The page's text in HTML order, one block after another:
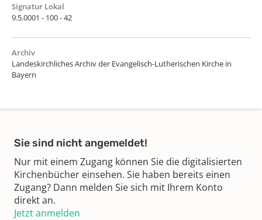
Signatur Lokal
9.5.0001 - 100 - 42
Archiv
Landeskirchliches Archiv der Evangelisch-Lutherischen Kirche in
Bayern
Sie sind nicht angemeldet!
Nur mit einem Zugang können Sie die digitalisierten
Kirchenbücher einsehen. Sie haben bereits einen
Zugang? Dann melden Sie sich mit Ihrem Konto
direkt an.
Jetzt anmelden